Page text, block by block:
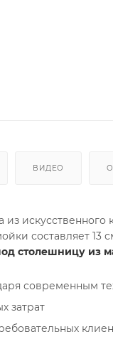
ВИДЕО
составляет 13
столешницу из
современным
затрат